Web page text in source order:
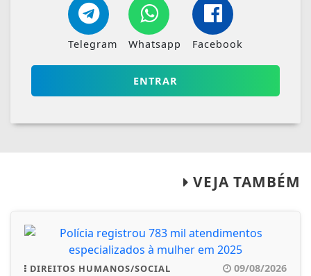
Telegram Whatsapp Facebook
ENTRAR
VEJA TAMBÉM
DIREITOS HUMANOS/SOCIAL 09/08/2026